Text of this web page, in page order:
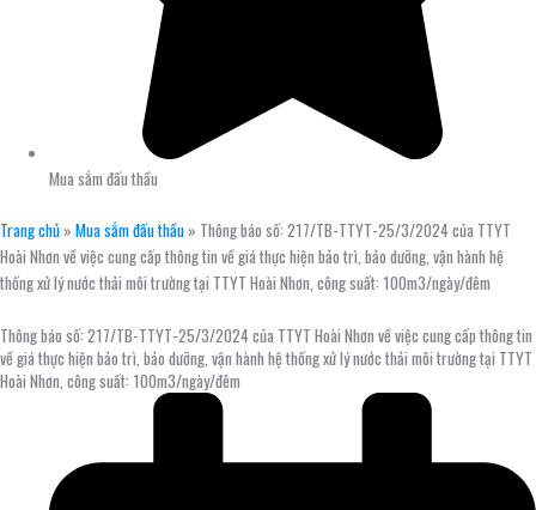
Mua sắm đấu thầu
Trang chủ » Mua sắm đấu thầu » Thông báo số: 217/TB-TTYT-25/3/2024 của TTYT
Hoài Nhơn về việc cung cấp thông tin về giá thực hiện bảo trì, bảo dưỡng, vận hành hệ
thống xử lý nước thải môi trường tại TTYT Hoài Nhơn, công suất: 100m3/ngày/đêm
Thông báo số: 217/TB-TTYT-25/3/2024 của TTYT Hoài Nhơn về việc cung cấp thông tin
về giá thực hiện bảo trì, bảo dưỡng, vận hành hệ thống xử lý nước thải môi trường tại TTYT
Hoài Nhơn, công suất: 100m3/ngày/đêm